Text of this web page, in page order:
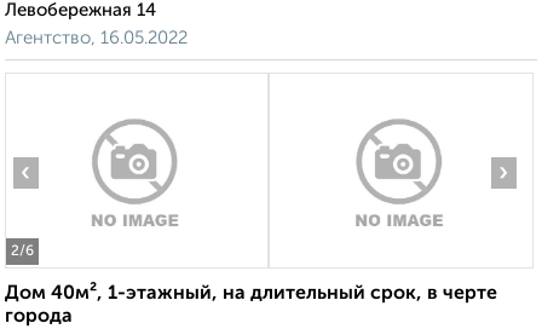
Левобережная 14
Агентство, 16.05.2022
2/6
‹ ›
Дом 40м², 1-этажный, на длительный срок, в черте
города